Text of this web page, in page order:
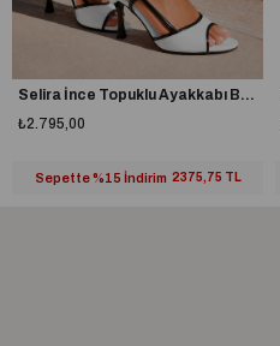
Selira İnce Topuklu Ayakkabı Beyaz
₺2.795,00
Sepette %15 İndirim 2375,75 TL